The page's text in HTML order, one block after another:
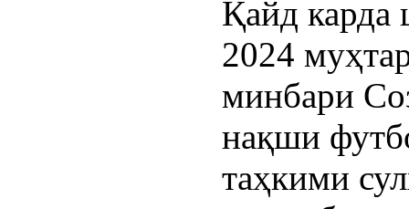
Қайд карда
2024
минбари
нақши
таҳкими